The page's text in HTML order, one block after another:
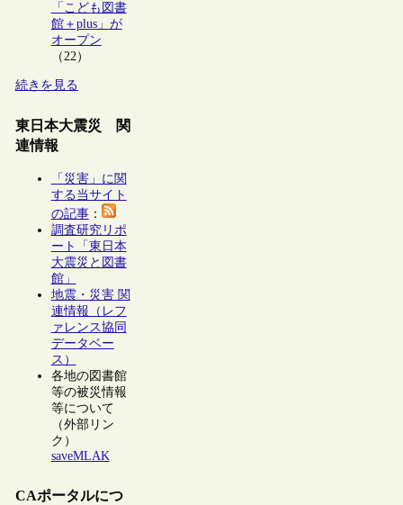
「こども図書
館＋plus」が
オープン
（22）
続きを見る
東日本大震災 関
連情報
「災害」に関
する当サイト
の記事：
調査研究リポ
ート「東日本
大震災と図書
館」
地震・災害 関
連情報（レフ
ァレンス協同
データベー
ス）
各地の図書館
等の被災情報
等について
（外部リン
ク）
saveMLAK
CAポータルにつ